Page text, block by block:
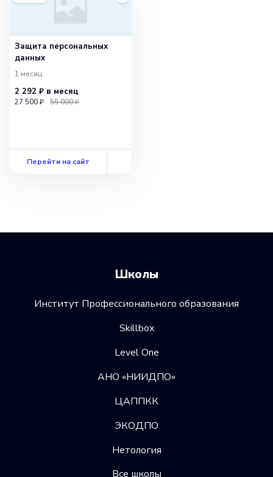
Защита персональных
данных
1 месяц
2 292 ₽ в месяц
27 500 ₽ 55 000 ₽
Перейти на сайт
Школы
Институт Профессионального образования
Skillbox
Level One
АНО «НИИДПО»
ЦАППКК
ЭКОДПО
Нетология
Все школы